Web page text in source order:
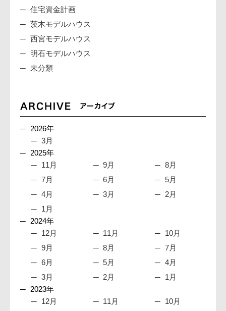
住宅資金計画
茨木モデルハウス
西宮モデルハウス
明石モデルハウス
未分類
2026年
3月
2025年
11月
9月
8月
7月
6月
5月
4月
3月
2月
1月
2024年
12月
11月
10月
9月
8月
7月
6月
5月
4月
3月
2月
1月
2023年
12月
11月
10月